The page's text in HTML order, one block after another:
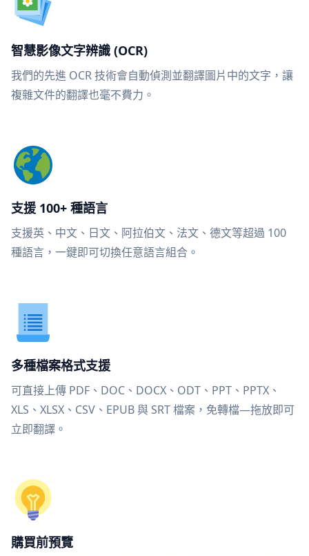
智慧影像文字辨識 (OCR)
我們的先進 OCR 技術會自動偵測並翻譯圖片中的文字，讓
複雜文件的翻譯也毫不費力。
支援 100+ 種語言
支援英、中文、日文、阿拉伯文、法文、德文等超過 100
種語言，一鍵即可切換任意語言組合。
多種檔案格式支援
可直接上傳 PDF、DOC、DOCX、ODT、PPT、PPTX、
XLS、XLSX、CSV、EPUB 與 SRT 檔案，免轉檔—拖放即可
立即翻譯。
購買前預覽